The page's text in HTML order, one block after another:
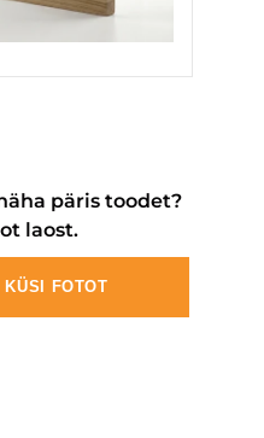
päris toodet?
laost.
KÜSI FOTOT